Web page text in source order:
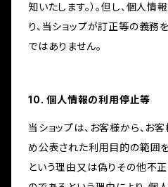
知いたします。）。但し、個人
り、当ショップが訂正等の義務
ではありません。
10. 個人情報の利用停止等
当ショップは、お客様から、お
め公表された利用目的の範囲
という理由又は偽りその他不